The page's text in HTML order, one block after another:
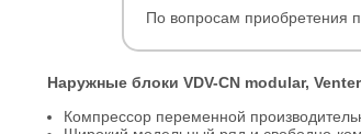
По вопросам приобретения
Наружные блоки VDV-CN modular,
Компрессор переменной